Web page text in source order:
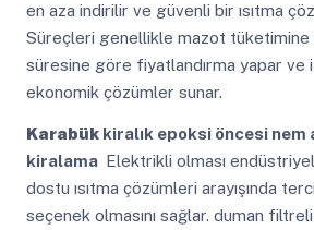
en aza indirilir ve güvenli bir ısıtma
Süreçleri genellikle mazot tüketimine
süresine göre fiyatlandırma yapar ve
ekonomik çözümler sunar.
Karabükkiralık epoksi öncesi nem
kiralama Elektrikli olması
dostu ısıtma çözümleri arayışında
seçenek olmasını sağlar. duman filtreli